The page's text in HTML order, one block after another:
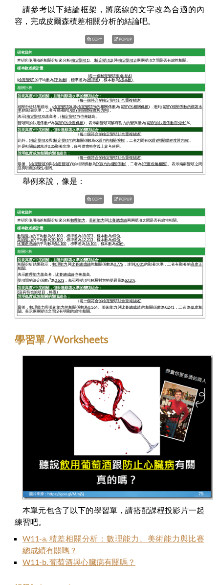
請參考以下結論框架，將底線的文字改為合適的內
容，完成皮爾森積差相關分析的結論吧。
COPY POPUP
舉例來說，像是：
COPY POPUP
學習單 / Worksheets
本單元包含了以下的學習單，請搭配課程投影片一起
練習吧。
W11-a. 積差相關分析：數理能力、美術能力與比賽
總成績有關嗎？
W11-b. 葡萄酒與心臟病有關嗎？